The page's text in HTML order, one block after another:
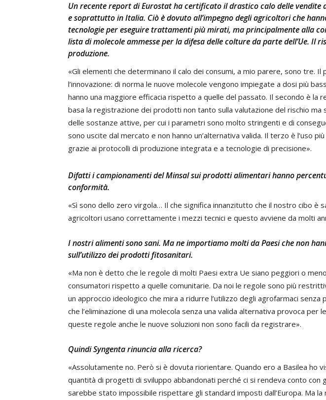
Un recente report di Eurostat ha certificato ildrastico calo delle vendite
e soprattutto in Italia. Ciò è dovuto all’impegno degli agricoltori che
tecnologie per eseguire trattamenti più mirati, ma principalmente alla
lista di molecole ammesse per la difesa delle colture da parte dell’Ue. Il
produzione.
«Gli elementi che determinano il calo dei consumi, a mio parere, sono tre. Il
l’innovazione: di norma le nuove molecole vengono impiegate a dosi più
hanno una maggiore efficacia rispetto a quelle del passato. Il secondo è la
basa la registrazione dei prodotti non tanto sulla valutazione del rischio ma
delle sostanze attive, per cui i parametri sono molto stringenti e di
sono uscite dal mercato e non hanno un’alternativa valida. Il terzo è l’uso
grazie ai protocolli di produzione integrata e a tecnologie di precisione».
Difatti i campionamenti del Minsal sui prodotti alimentari hanno
conformità.
«Sì sono dello zero virgola… Il che significa innanzitutto che il nostro cibo è
agricoltori usano correttamente i mezzi tecnici e questo avviene da molti
I nostri alimenti sono sani. Ma ne importiamo molti da Paesi che non
sull’utilizzo dei prodotti fitosanitari.
«Ma non è detto che le regole di molti Paesi extra Ue siano peggiori o
consumatori rispetto a quelle comunitarie. Da noi le regole sono più
un approccio ideologico che mira a ridurre l’utilizzo degli agrofarmaci senza
che l’eliminazione di una molecola senza una valida alternativa provoca per
queste regole anche le nuove soluzioni non sono facili da registrare».
Quindi Syngenta rinuncia alla ricerca?
«Assolutamente no. Però si è dovuta riorientare. Quando ero a Basilea ho
quantità di progetti di sviluppo abbandonati perché ci si rendeva conto con
sarebbe stato impossibile rispettare gli standard imposti dall’Europa. Ma la